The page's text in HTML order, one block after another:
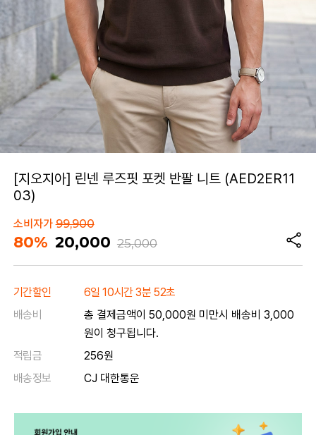
[지오지아] 린넨 루즈핏 포켓 반팔 니트 (AED2ER11
03)
소비자가99,900
80% 20,000 25,000
기간할인
6일 10시간 3분 52초
배송비
총 결제금액이 50,000원 미만시 배송비 3,000
원이 청구됩니다.
적립금
256원
배송정보
CJ 대한통운